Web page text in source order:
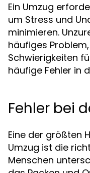
Ein Umzug
um Stress und
minimieren.
häufiges
Schwierigkeiten
häufige Fehler in
Fehler bei
Eine der größten
Umzug ist die
Menschen